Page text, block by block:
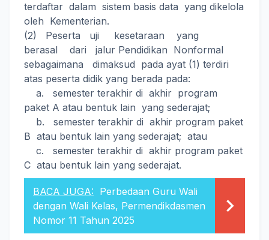
terdaftar dalam sistem basis data yang dikelola
oleh Kementerian.
(2) Peserta uji kesetaraan yang
berasal dari jalur Pendidikan Nonformal
sebagaimana dimaksud pada ayat (1) terdiri
atas peserta didik yang berada pada:
a. semester terakhir di akhir program
paket A atau bentuk lain yang sederajat;
b. semester terakhir di akhir program paket
B atau bentuk lain yang sederajat; atau
c. semester terakhir di akhir program paket
C atau bentuk lain yang sederajat.
BACA JUGA: Perbedaan Guru Wali
dengan Wali Kelas, Permendikdasmen
Nomor 11 Tahun 2025